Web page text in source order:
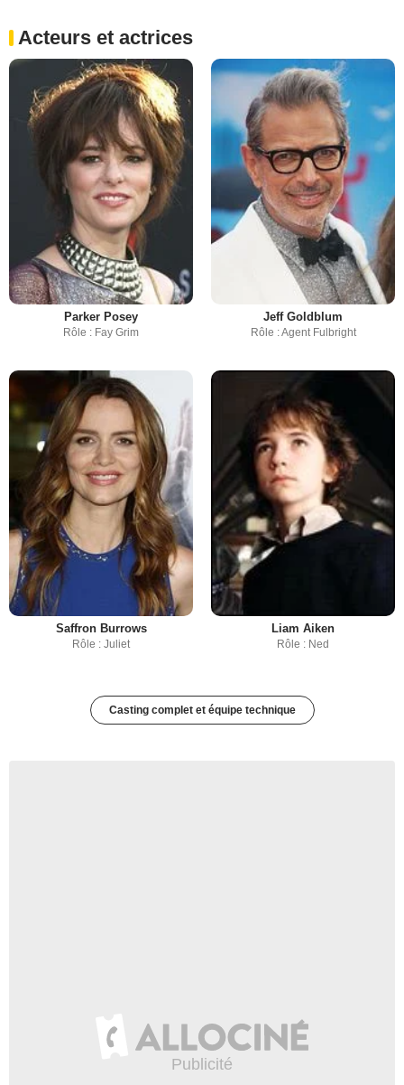
Acteurs et actrices
Parker Posey
Rôle : Fay Grim
Jeff Goldblum
Rôle : Agent Fulbright
Saffron Burrows
Rôle : Juliet
Liam Aiken
Rôle : Ned
Casting complet et équipe technique